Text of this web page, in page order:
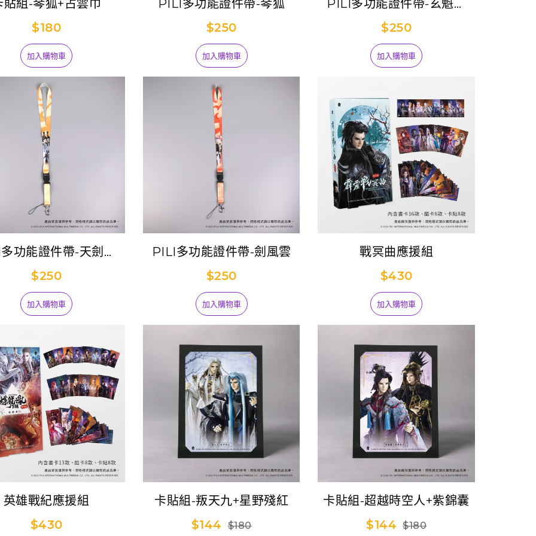
貼組-琴狐+占雲巾
$180
加入購物車
PILI多功能證件帶-琴狐
$250
加入購物車
PILI多功能證件帶-玄魁敇
天
$250
加入購物車
功能證件帶-天劍非
天
$250
加入購物車
PILI多功能證件帶-劍風雲
$250
加入購物車
戰冥曲應援組
$430
加入購物車
英雄戰紀應援組
$430
卡貼組-叛天九+星野殘紅
$144
$180
卡貼組-超越時空人+紫錦囊
$144 $180